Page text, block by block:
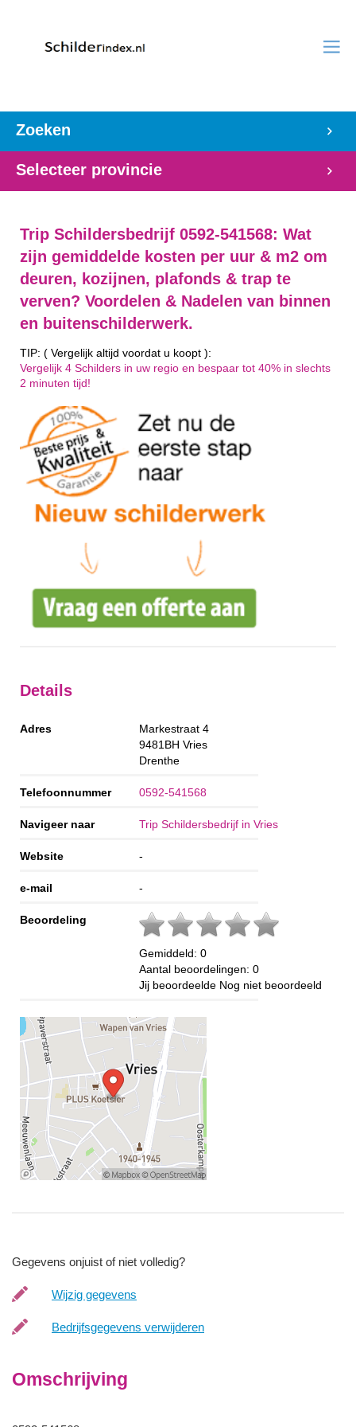
Zoeken
Selecteer provincie
Trip Schildersbedrijf 0592-541568: Wat
zijn gemiddelde kosten per uur & m2 om
deuren, kozijnen, plafonds & trap te
verven? Voordelen & Nadelen van binnen
en buitenschilderwerk.
TIP: ( Vergelijk altijd voordat u koopt ):
Vergelijk 4 Schilders in uw regio en bespaar tot 40% in slechts
2 minuten tijd!
Details
Adres
Markestraat 4
9481BH Vries
Drenthe
Telefoonnummer 0592-541568
Navigeer naar Trip Schildersbedrijf in Vries
Website -
e-mail -
Beoordeling
Gemiddeld: 0
Aantal beoordelingen: 0
Jij beoordeelde Nog niet beoordeeld
Gegevens onjuist of niet volledig?
Wijzig gegevens
Bedrijfsgegevens verwijderen
Omschrijving